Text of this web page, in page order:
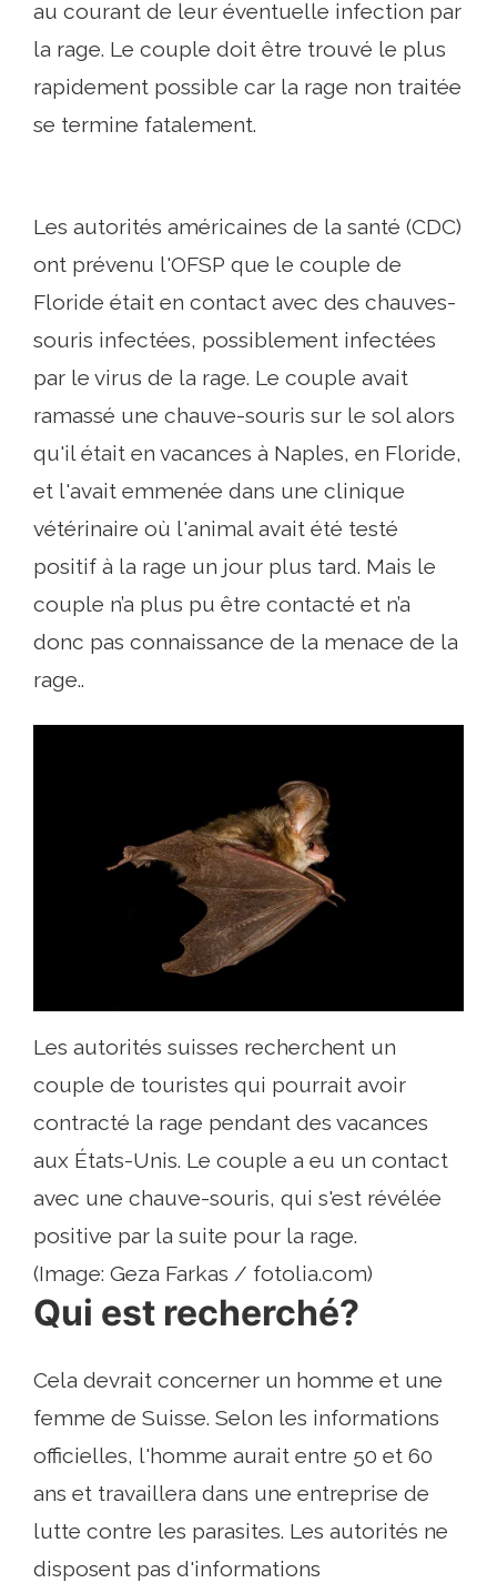
au courant de leur éventuelle infection par
la rage. Le couple doit être trouvé le plus
rapidement possible car la rage non traitée
se termine fatalement.
Les autorités américaines de la santé (CDC)
ont prévenu l'OFSP que le couple de
Floride était en contact avec des chauves-
souris infectées, possiblement infectées
par le virus de la rage. Le couple avait
ramassé une chauve-souris sur le sol alors
qu'il était en vacances à Naples, en Floride,
et l'avait emmenée dans une clinique
vétérinaire où l'animal avait été testé
positif à la rage un jour plus tard. Mais le
couple n’a plus pu être contacté et n’a
donc pas connaissance de la menace de la
rage..
Les autorités suisses recherchent un
couple de touristes qui pourrait avoir
contracté la rage pendant des vacances
aux États-Unis. Le couple a eu un contact
avec une chauve-souris, qui s'est révélée
positive par la suite pour la rage.
(Image: Geza Farkas / fotolia.com)
Qui est recherché?
Cela devrait concerner un homme et une
femme de Suisse. Selon les informations
officielles, l'homme aurait entre 50 et 60
ans et travaillera dans une entreprise de
lutte contre les parasites. Les autorités ne
disposent pas d'informations